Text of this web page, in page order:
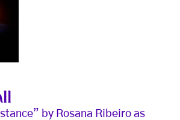
by Rosana Ribeiro as